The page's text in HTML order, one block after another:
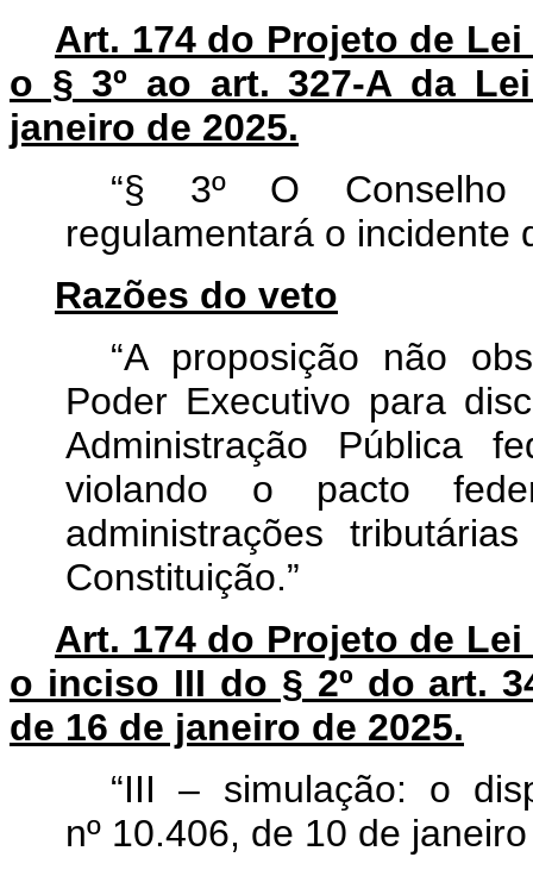
Art. 174 do Projeto de
o § 3º ao art. 327-A da
janeiro de 2025.
“§ 3º O Conselho
regulamentará o incidente
Razões do veto
“A proposição não
Poder Executivo para
Administração Pública
violando o pacto
administrações
Constituição.”
Art. 174 do Projeto de
o inciso III do § 2º do art.
de 16 de janeiro de 2025.
“III – simulação: o
nº 10.406, de 10 de